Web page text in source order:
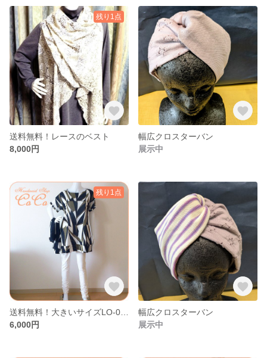
残り1点
送料無料！レースのベスト
8,000円
幅広クロスターバン
展示中
残り1点
6,000円
幅広クロスターバン
展示中